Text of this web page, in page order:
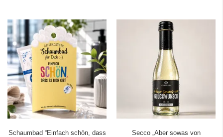
Schaumbad “Einfach schön, dass
Secco „Aber sowas von